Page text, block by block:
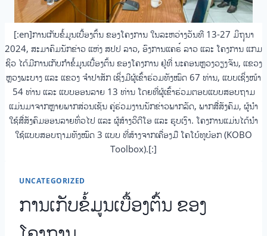
[:en]ການເກັບຂໍ້ມູນເບື້ອງຕົ້ນ ຂອງໂຄງການ ໃນລະຫວ່າງວັນທີ 13-27 ມິຖຸນາ
2024, ສະມາຄົມນັກຂ່າວ ແຫ່ງ ສປປ ລາວ, ອົງການແຄຣ໌ ລາວ ແລະ ໂຄງການ ແກມ
ຊິວ ໄດ້ມີການເກັບກຳຂໍ້ມູນເບື້ອງຕົ້ນ ຂອງໂຄງການ ຢູ່ທີ່ ນະຄອນຫຼວງວຽງຈັນ, ແຂວງ
ຫຼວງພະບາງ ແລະ ແຂວງ ຈຳປາສັກ ເຊິ່ງມີຜູ້ເຂົ້າຮ່ວມທັງໝົດ 67 ທ່ານ, ແບບເຊິ່ງໜ້າ
54 ທ່ານ ແລະ ແບບອອນລາຍ 13 ທ່ານ ໂດຍທີ່ຜູ້ເຂົ້າຮ່ວມຕອບແບບສອບຖາມ
ແມ່ນມາຈາກຫຼາຍພາກສ່ວນເຊັນ ຄູ່ຮ່ວມງານນັກຂ່າວພາກລັດ, ພາກສື່ສັງຄົມ, ຜູ້ນຳ
ໃຊ້ສື່ສັງຄົມອອນລາຍທົ່ວໄປ ແລະ ຜູ້ສ້າງວິດີໂອ ແລະ ຮູບເງົາ. ໂຄງການແມ່ນໄດ້ນຳ
ໃຊ້ແບບສອບຖາມທັງໝົດ 3 ແບບ ທີ່ສ້າງຈາກເຄື່ອງມື ໂຄໂບ້ທູບ໋ອກ (KOBO
Toolbox).[:]
UNCATEGORIZED
ການເກັບຂໍ້ມູນເບື້ອງຕົ້ນ ຂອງ